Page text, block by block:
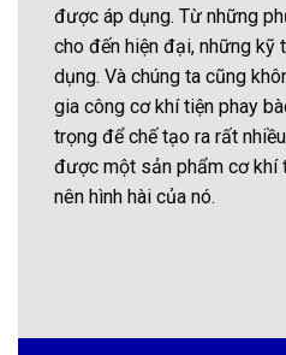
được áp dụng. Từ những
cho đến hiện đại, những kỹ
dụng. Và chúng ta cũng
gia công cơ khí tiện phay
trọng để chế tạo ra rất
được một sản phẩm cơ khí
nên hình hài của nó.